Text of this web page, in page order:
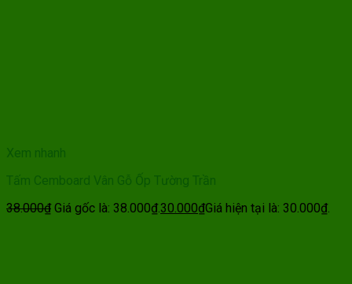
Xem nhanh
Tấm Cemboard Vân Gỗ Ốp Tường Trần
38.000₫ Giá gốc là: 38.000₫.30.000₫Giá hiện tại là: 30.000₫.